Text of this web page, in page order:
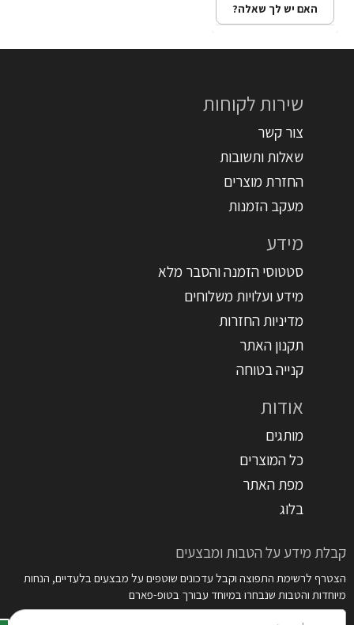
האם יש לך שאלה?
שירות לקוחות
צור קשר
שאלות ותשובות
החזרת מוצרים
מעקב הזמנות
מידע
סטטוסי הזמנה והסבר מלא
מידע ועלויות משלוחים
מדיניות החזרות
תקנון האתר
קנייה בטוחה
אודות
מותגים
כל המוצרים
מפת האתר
בלוג
קבלת מידע על הטבות ומבצעים
הצטרף לרשימת התפוצה וקבל עדכונים שוטפים על מבצעים בלעדיים, הנחות
מיוחדות והטבות שנבחרו במיוחד עבורך בטופ-פארם